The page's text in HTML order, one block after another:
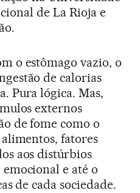
de La Rioja e
o estômago vazio, o
de calorias
Pura lógica. Mas,
externos
de fome como o
fatores
aos distúrbios
e até o
de cada sociedade.